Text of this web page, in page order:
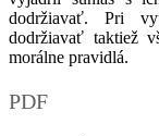
dodržiavať. Pri
dodržiavať taktiež
morálne pravidlá.
PDF